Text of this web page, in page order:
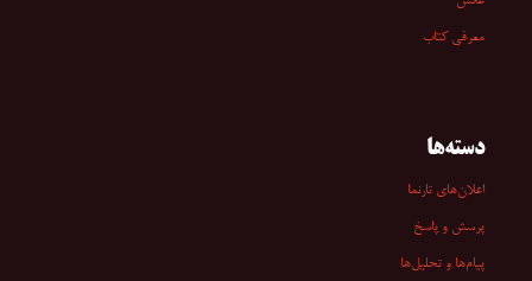
معرفی کتاب
دسته‌ها
اعلان‌های تارنما
پرسش و پاسخ
پیام‌ها و تحلیل‌ها